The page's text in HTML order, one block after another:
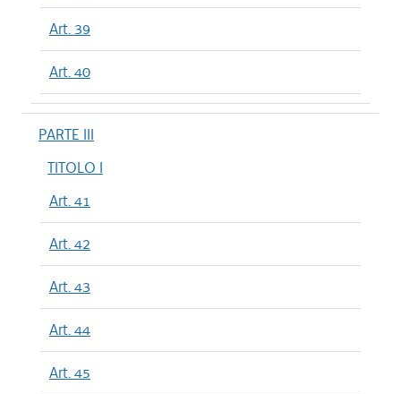
Art. 39
Art. 40
PARTE III
TITOLO I
Art. 41
Art. 42
Art. 43
Art. 44
Art. 45